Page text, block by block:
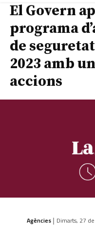
El Govern
programa
de
2023 amb
accions
Agències | Dimarts, 27